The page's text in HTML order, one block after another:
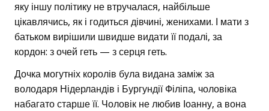
яку іншу політику не втручалася, найбільше
цікавлячись, як і годиться дівчині, женихами. І мати з
батьком вирішили швидше видати її подалі, за
кордон: з очей геть — з серця геть.
Дочка могутніх королів була видана заміж за
володаря Нідерландів і Бургундії Філіпа, чоловіка
набагато старше її. Чоловік не любив Іоанну, а вона